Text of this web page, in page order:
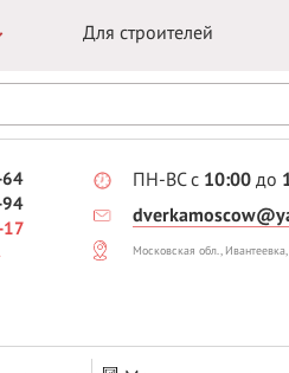
Для строителей
ПН-ВС с 10:00 до
Московская обл.,